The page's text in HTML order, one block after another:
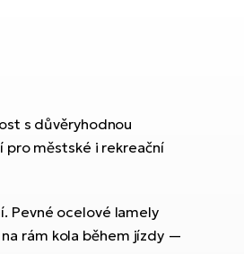
s důvěryhodnou
městské i rekreační
Pevné ocelové lamely
rám kola během jízdy —